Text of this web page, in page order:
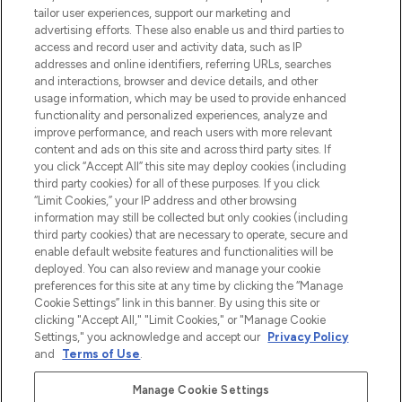
make-up van meer dan 200 topmerken.
Shop online of via de app, met gratis
verzending vanaf €40.
Cookie-toestemming
Do Not Sell or Share My Personal
Information
HELP & INFORMATIE
BEDRIJFSINFORMATIE
OVER LOOKFANTASTIC
Betaal veilig met
tailor user experiences, support our marketing and
advertising efforts. These also enable us and third parties to
access and record user and activity data, such as IP
addresses and online identifiers, referring URLs, searches
and interactions, browser and device details, and other
usage information, which may be used to provide enhanced
functionality and personalized experiences, analyze and
improve performance, and reach users with more relevant
content and ads on this site and across third party sites. If
you click “Accept All” this site may deploy cookies (including
third party cookies) for all of these purposes. If you click
“Limit Cookies,” your IP address and other browsing
information may still be collected but only cookies (including
third party cookies) that are necessary to operate, secure and
enable default website features and functionalities will be
deployed. You can also review and manage your cookie
preferences for this site at any time by clicking the “Manage
Cookie Settings” link in this banner. By using this site or
clicking "Accept All," "Limit Cookies," or "Manage Cookie
Settings," you acknowledge and accept our Privacy Policy
and
Terms of Use.
Manage Cookie Settings